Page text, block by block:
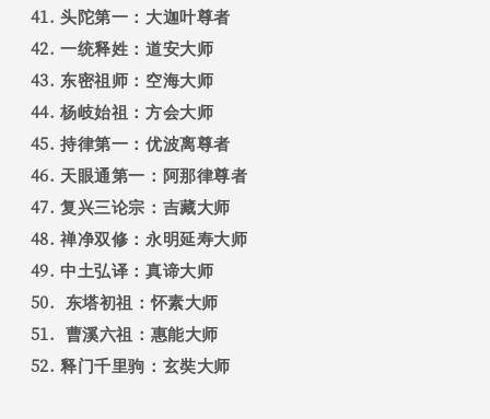
头陀第一：大迦叶尊者
一统释姓：道安大师
东密祖师：空海大师
杨岐始祖：方会大师
持律第一：优波离尊者
天眼通第一：阿那律尊者
复兴三论宗：吉藏大师
禅净双修：永明延寿大师
中土弘译：真谛大师
东塔初祖：怀素大师
曹溪六祖：惠能大师
释门千里驹：玄奘大师